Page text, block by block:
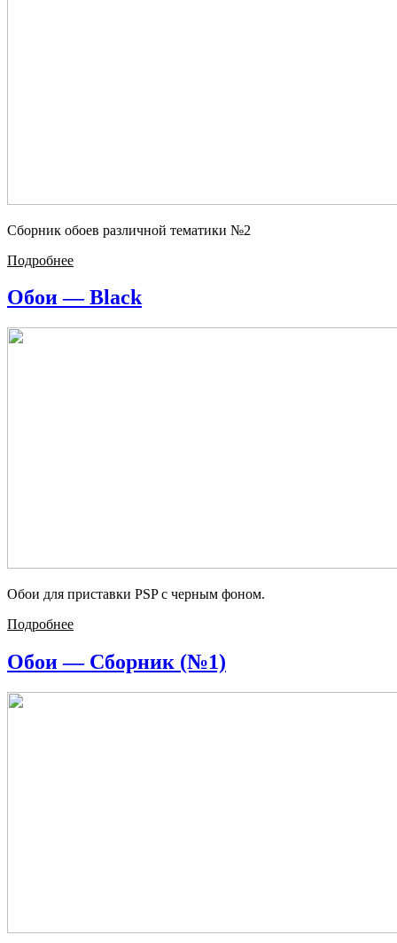
Сборник обоев различной тематики №2
Подробнее
Обои — Black
Обои для приставки PSP с черным фоном.
Подробнее
Обои — Сборник (№1)